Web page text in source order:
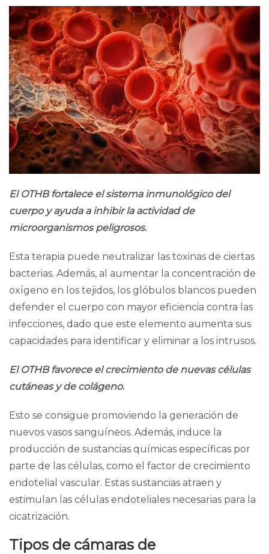
El OTHB fortalece el sistema inmunológico del
cuerpo y ayuda a inhibir la actividad de
microorganismos peligrosos.
Esta terapia puede neutralizar las toxinas de ciertas
bacterias. Además, al aumentar la concentración de
oxígeno en los tejidos, los glóbulos blancos pueden
defender el cuerpo con mayor eficiencia contra las
infecciones, dado que este elemento aumenta sus
capacidades para identificar y eliminar a los intrusos.
El OTHB favorece el crecimiento de nuevas células
cutáneas y de colágeno.
Esto se consigue promoviendo la generación de
nuevos vasos sanguíneos. Además, induce la
producción de sustancias químicas específicas por
parte de las células, como el factor de crecimiento
endotelial vascular. Estas sustancias atraen y
estimulan las células endoteliales necesarias para la
cicatrización.
Tipos de cámaras de